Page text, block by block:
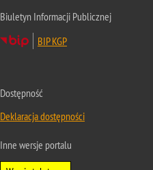
Biuletyn Informacji Publicznej
BIP KGP
Dostępność
Deklaracja dostępności
Inne wersje portalu